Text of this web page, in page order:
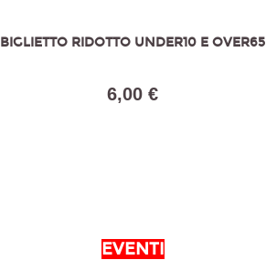
BIGLIETTO RIDOTTO UNDER10 E OVER65
6,00 €
EVENTI